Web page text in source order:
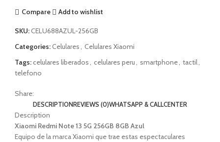
Compare
Add to wishlist
SKU:CELU688AZUL-256GB
Categories:Celulares
Celulares Xiaomi
Tags:celulares liberados celulares peru smartphone tactil
telefono
Share:
DESCRIPTIONREVIEWS (0)WHATSAPP & CALLCENTER
Description
Xiaomi Redmi Note 13 5G 256GB 8GB Azul
Equipo de la marca Xiaomi que trae estas espectaculares